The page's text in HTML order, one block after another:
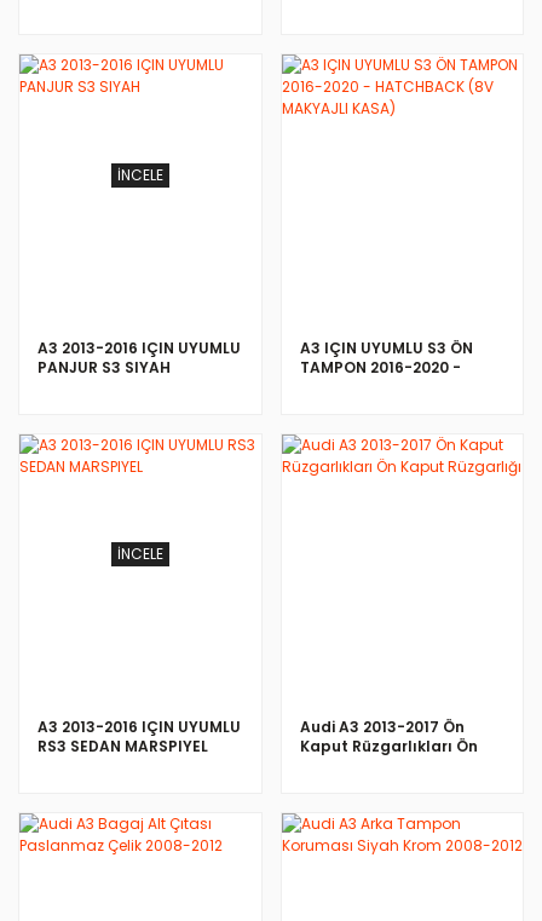
İNCELE
A3 2013-2016 IÇIN UYUMLU
PANJUR S3 SIYAH
A3 IÇIN UYUMLU S3 ÖN
TAMPON 2016-2020 -
İNCELE
A3 2013-2016 IÇIN UYUMLU
RS3 SEDAN MARSPIYEL
Audi A3 2013-2017 Ön
Kaput Rüzgarlıkları Ön